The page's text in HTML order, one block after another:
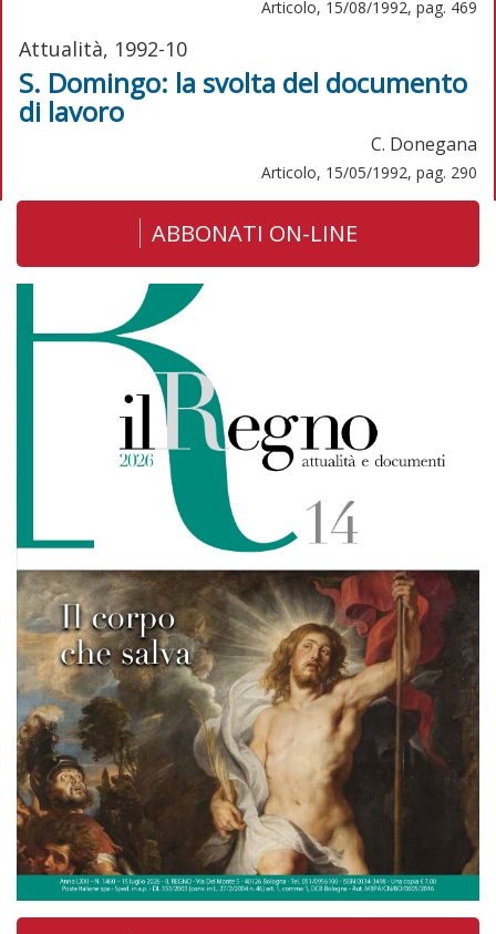
Articolo, 15/08/1992, pag. 469
Attualità, 1992-10
S. Domingo: la svolta del documento
di lavoro
C. Donegana
Articolo, 15/05/1992, pag. 290
ABBONATI ON-LINE